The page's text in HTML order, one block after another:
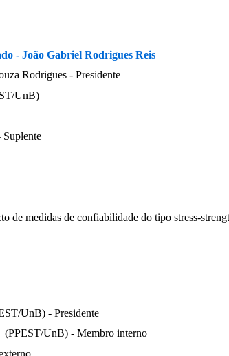
- João Gabriel Rodrigues Reis
Rodrigues - Presidente
UnB)
de medidas de confiabilidade do tipo stress-
UnB) - Presidente
(PPEST/UnB) - Membro interno